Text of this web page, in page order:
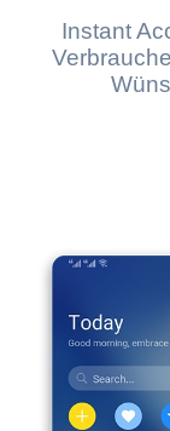
Instant